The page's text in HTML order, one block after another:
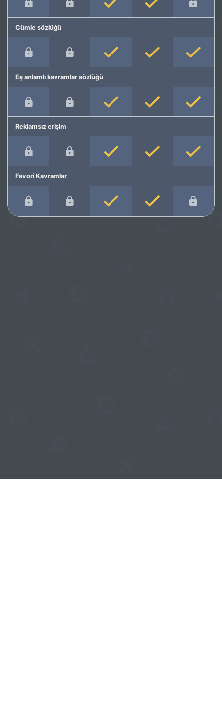
Cümle sözlüğü
Eş anlamlı kavramlar sözlüğü
Reklamsız erişim
Favori Kavramlar